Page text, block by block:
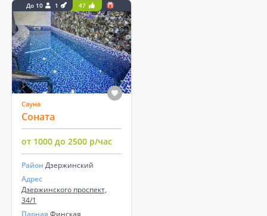
До 10 1 47
Сауна
Соната
от 1000 до 2500 р/час
Район Дзержинский
Адрес
Дзержинского проспект,
34/1
Парная Финская